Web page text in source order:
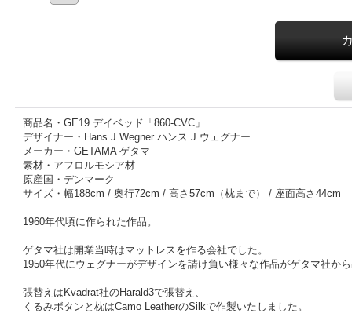
商品名・GE19 デイベッド「860-CVC」
デザイナー・Hans.J.Wegner ハンス.J.ウェグナー
メーカー・GETAMA ゲタマ
素材・アフロルモシア材
原産国・デンマーク
サイズ・幅188cm / 奥行72cm / 高さ57cm（枕まで） / 座面高さ44cm
1960年代頃に作られた作品。
ゲタマ社は開業当時はマットレスを作る会社でした。
1950年代にウェグナーがデザインを請け負い様々な作品がゲタマ社か
張替えはKvadrat社のHarald3で張替え、
くるみボタンと枕はCamo LeatherのSilkで作製いたしました。